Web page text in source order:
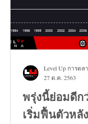
พรุ่งนี้ย่อมดีก
เริ่มฟื้นตัวหลั
Level Up การตล
27 ต.ค. 2563